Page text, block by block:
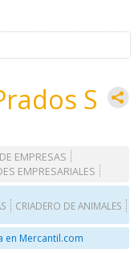
S
EMPRESAS
EMPRESARIALES
CRIADERO DE ANIMALES
en Mercantil.com